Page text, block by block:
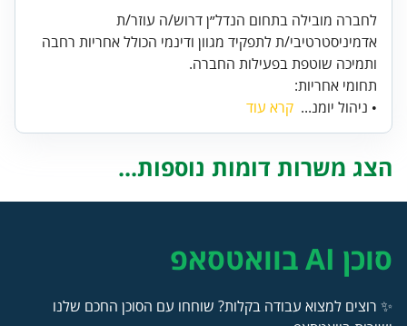
לחברה מובילה בתחום הנדל״ן דרוש/ה עוזר/ת
אדמיניסטרטיבי/ת לתפקיד מגוון ודינמי הכולל אחריות רחבה
ותמיכה שוטפת בפעילות החברה.
תחומי אחריות:
• ניהול יומנ... קרא עוד
הצג משרות דומות נוספות...
סוכן AI בוואטסאפ
✨ רוצים למצוא עבודה בקלות? שוחחו עם הסוכן החכם שלנו